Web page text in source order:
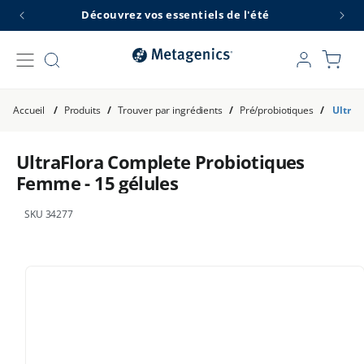
passer
au
Découvrez vos essentiels de l'été
Connexion
Panier
Accueil / Produits / Trouver par ingrédients / Pré/probiotiques /
UltraFlora Complete Probiotiques
Femme - 15 gélules
SKU 34277